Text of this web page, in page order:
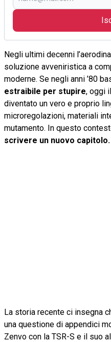
Negli ultimi decenni
soluzione avveniristica a
moderne. Se negli anni ’80
estraibile per stupire, oggi
diventato un vero e proprio
microregolazioni, materiali
mutamento. In questo
scrivere un nuovo capitolo.
La storia recente ci insegna
una questione di appendici
Zenvo con la TSR-S e il suo